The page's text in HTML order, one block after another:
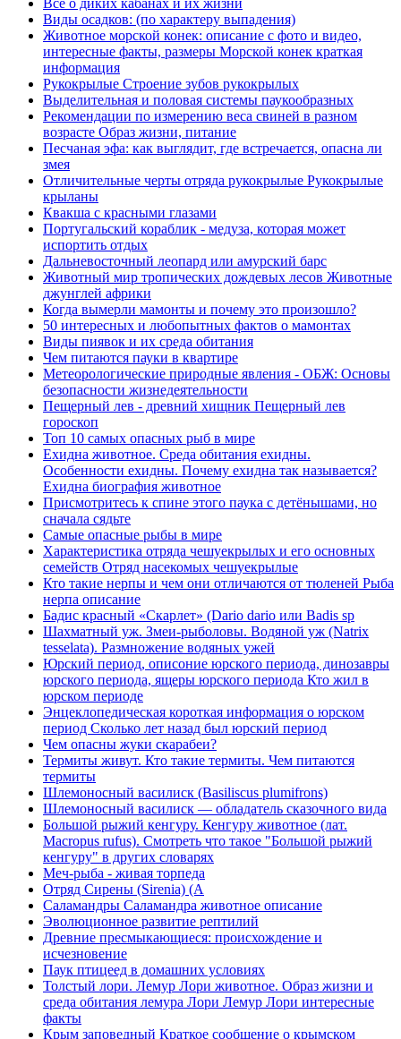
Все о диких кабанах и их жизни
Виды осадков: (по характеру выпадения)
Животное морской конек: описание с фото и видео,
интересные факты, размеры Морской конек краткая
информация
Рукокрылые Строение зубов рукокрылых
Выделительная и половая системы паукообразных
Рекомендации по измерению веса свиней в разном
возрасте Образ жизни, питание
Песчаная эфа: как выглядит, где встречается, опасна ли
змея
Отличительные черты отряда рукокрылые Рукокрылые
крыланы
Квакша с красными глазами
Португальский кораблик - медуза, которая может
испортить отдых
Дальневосточный леопард или амурский барс
Животный мир тропических дождевых лесов Животные
джунглей африки
Когда вымерли мамонты и почему это произошло?
​50 интересных и любопытных фактов о мамонтах
Виды пиявок и их среда обитания
Чем питаются пауки в квартире
Метеорологические природные явления - ОБЖ: Основы
безопасности жизнедеятельности
Пещерный лев - древний хищник Пещерный лев
гороскоп
Топ 10 самых опасных рыб в мире
Ехидна животное. Среда обитания ехидны.
Особенности ехидны. Почему ехидна так называется?
Ехидна биография животное
Присмотритесь к спине этого паука с детёнышами, но
сначала сядьте
Самые опасные рыбы в мире
Характеристика отряда чешуекрылых и его основных
семейств Отряд насекомых чешуекрылые
Кто такие нерпы и чем они отличаются от тюленей Рыба
нерпа описание
Бадис красный «Скарлет» (Dario dario или Badis sp
Шахматный уж. Змеи-рыболовы. Водяной уж (Natrix
tesselata). Размножение водяных ужей
Юрский период, описоние юрского периода, динозавры
юрского периода, ящеры юрского периода Кто жил в
юрском периоде
Энцеклопедическая короткая информация о юрском
период Сколько лет назад был юрский период
Чем опасны жуки скарабеи?
Термиты живут. Кто такие термиты. Чем питаются
термиты
Шлемоносный василиск (Basiliscus plumifrons)
Шлемоносный василиск — обладатель сказочного вида
Большой рыжий кенгуру. Кенгуру животное (лат.
Macropus rufus). Смотреть что такое "Большой рыжий
кенгуру" в других словарях
Меч-рыба - живая торпеда
Отряд Сирены (Sirenia) (А
Саламандры Саламандра животное описание
Эволюционное развитие рептилий
Древние пресмыкающиеся: происхождение и
исчезновение
Паук птицеед в домашних условиях
Толстый лори. Лемур Лори животное. Образ жизни и
среда обитания лемура Лори Лемур Лори интересные
факты
Крым заповедный Краткое сообщение о крымском